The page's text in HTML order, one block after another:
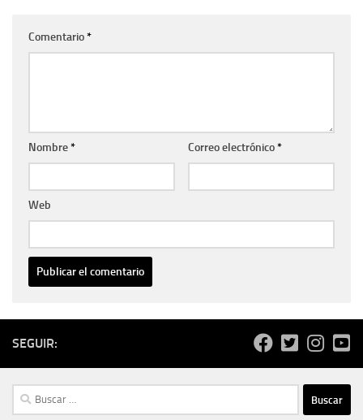
Comentario*
Nombre* Correo electrónico*
Web
SEGUIR:
Buscar: